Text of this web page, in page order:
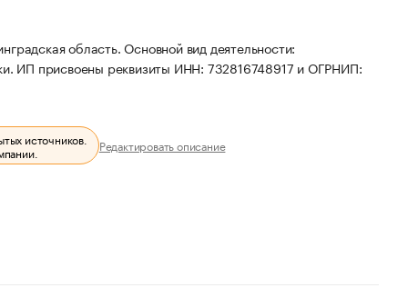
область. Основной вид деятельности:
ИП присвоены реквизиты ИНН: 732816748917 и ОГРНИП:
источников.
Редактировать описание